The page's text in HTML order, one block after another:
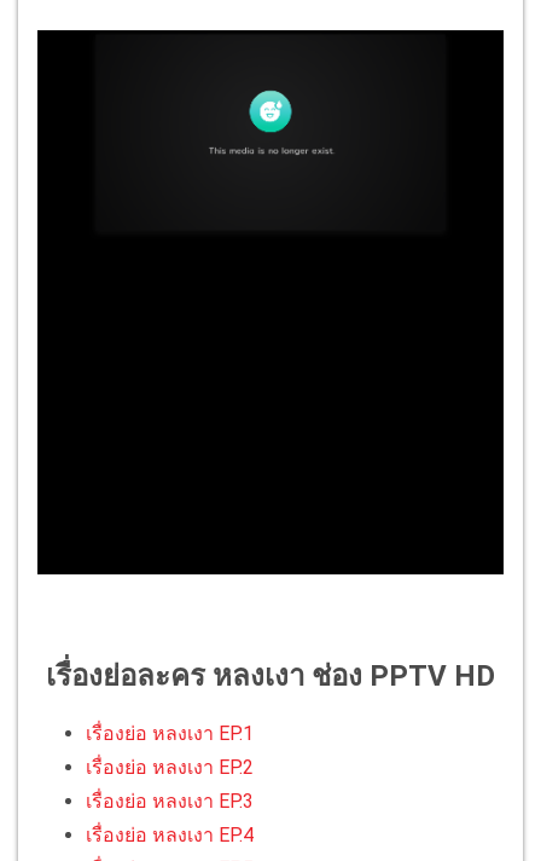
เรื่องย่อละคร หลงเงา ช่อง PPTV HD
เรื่องย่อ หลงเงา EP.1
เรื่องย่อ หลงเงา EP.2
เรื่องย่อ หลงเงา EP.3
เรื่องย่อ หลงเงา EP.4